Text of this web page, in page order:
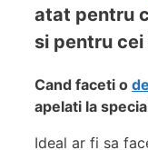
atat pentru
si pentru
Cand faceti o
apelati la
Ideal ar fi sa